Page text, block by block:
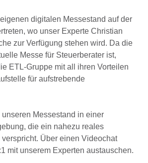
digitalen Messestand auf der
wo unser Experte Christian
zur Verfügung stehen wird. Da die
Messe für Steuerberater ist,
ETL-Gruppe mit all ihren Vorteilen
für aufstrebende
Messestand in einer
die ein nahezu reales
Über einen Videochat
mit unserem Experten austauschen.